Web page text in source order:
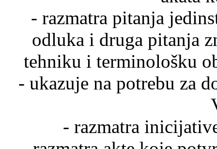
- razmatra pitanja
odluka i druga pitanja
tehniku i terminološku
- ukazuje na potrebu za
- razmatra